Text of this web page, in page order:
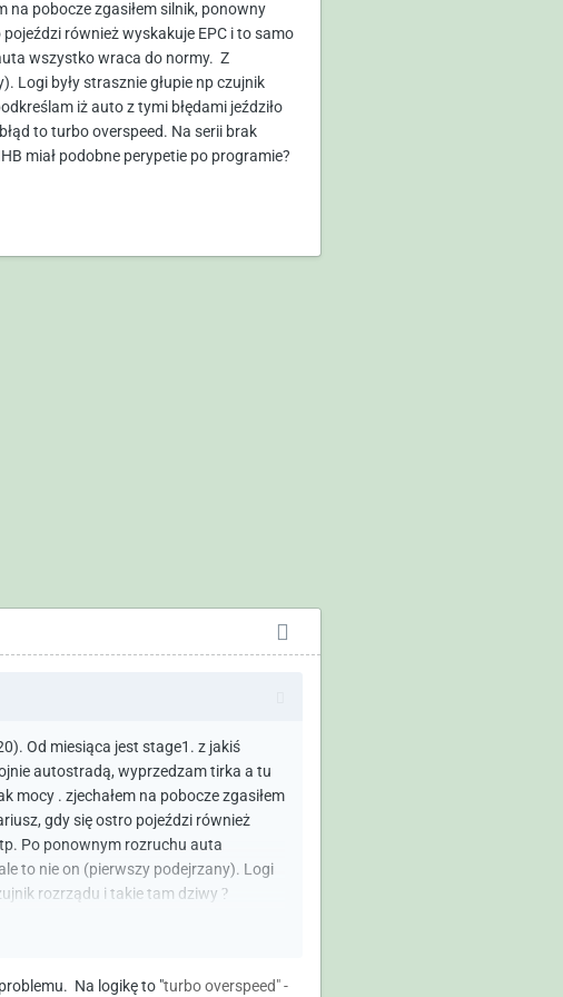
na pobocze zgasiłem silnik, ponowny
również wyskakuje EPC i to samo
wszystko wraca do normy. Z
Logi były strasznie głupie np czujnik
iż auto z tymi błędami jeździło
to turbo overspeed. Na serii brak
miał podobne perypetie po programie?
Od miesiąca jest stage1. z jakiś
autostradą, wyprzedzam tirka a tu
mocy . zjechałem na pobocze zgasiłem
gdy się ostro pojeździ również
Po ponownym rozruchu auta
to nie on (pierwszy podejrzany). Logi
rozrządu i takie tam dziwy ?
Tak się zastanawiam czy ktoś z
Na logikę to "turbo overspeed" -